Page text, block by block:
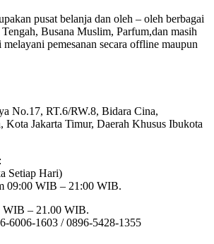
pusat belanja dan oleh – oleh berbagai
Busana Muslim, Parfum,dan masih
pemesanan secara offline maupun
No.17, RT.6/RW.8, Bidara Cina,
Kota Jakarta Timur, Daerah Khusus Ibukota
Setiap Hari)
09:00 WIB – 21:00 WIB.
WIB – 21.00 WIB.
6006-1603 / 0896-5428-1355